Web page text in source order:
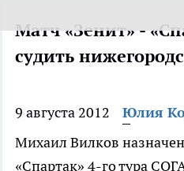
Матч «Зенит» -
судить
9 августа 2012
Юлия
Михаил Вилков
«Спартак» 4-го тура